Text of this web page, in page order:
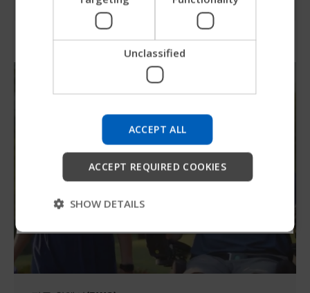
새로운 Permobil 가이드를 사용
제품 탐색, 회사 정보 확인, 기기 지원 검색을 더 빠르
게 할 수 있는 방법을 테스트하고 있습니다.
시작
건너뛰기
SPANISH
Unclassified
ACCEPT ALL
ACCEPT REQUIRED COOKIES
SHOW DETAILS